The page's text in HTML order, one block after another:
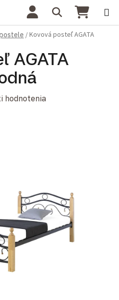
Hľadať
/Kovová posteľ AGATA
AGATA
je 0,0 z 5 hviezdičiek.
hodnotenia